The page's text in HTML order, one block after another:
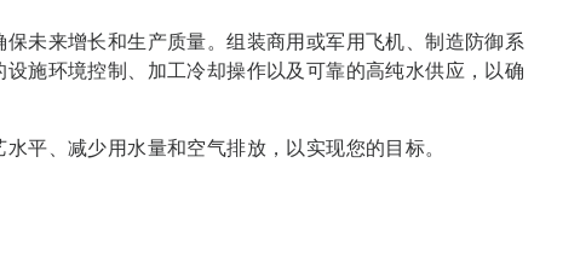
未来增长和生产质量。组装商用或军用飞机、制造防御系
施环境控制、加工冷却操作以及可靠的高纯水供应，以确
平、减少用水量和空气排放，以实现您的目标。